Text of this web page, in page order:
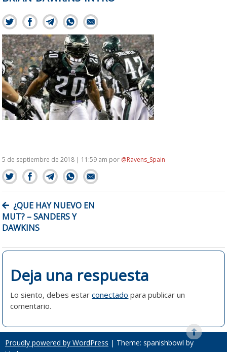
5 de septiembre de 2018 | 11:59 am por @Ravens_Spain
NAVEGACIÓN
DE
ENTRADAS
¿QUE HAY NUEVO EN
MUT? – SANDERS Y
DAWKINS
Deja una respuesta
Lo siento, debes estarconectado para publicar un
comentario.
Proudly powered by WordPress | Theme: spanishbowl by